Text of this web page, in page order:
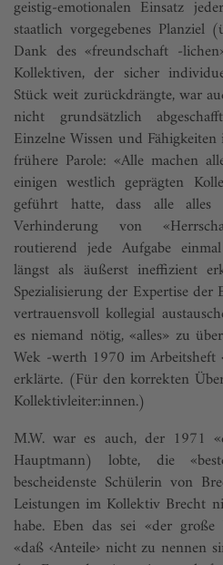
geistig-emotionalen Einsatz
staatlich vorgegebenes
Dank des «freundschaft -
Kollektiven, der sicher
Stück weit zurückdrängte, war
nicht grundsätzlich
Einzelne Wissen und
frühere Parole: «Alle machen
einigen westlich geprägten
geführt hatte, dass alle
Verhinderung von
routierend jede Aufgabe
längst als äußerst ineffizient
Spezialisierung der Expertise
vertrauensvoll kollegial
es niemand nötig, «alles» zu
Wek -werth 1970 im Arbeitsheft
erklärte. (Für den korrekten
Kollektivleiter:innen.)
M.W. war es auch, der 1971
Hauptmann) lobte, die
bescheidenste Schülerin von
Leistungen im Kollektiv Brecht
habe. Eben das sei «der
«daß ‹Anteile› nicht zu nennen